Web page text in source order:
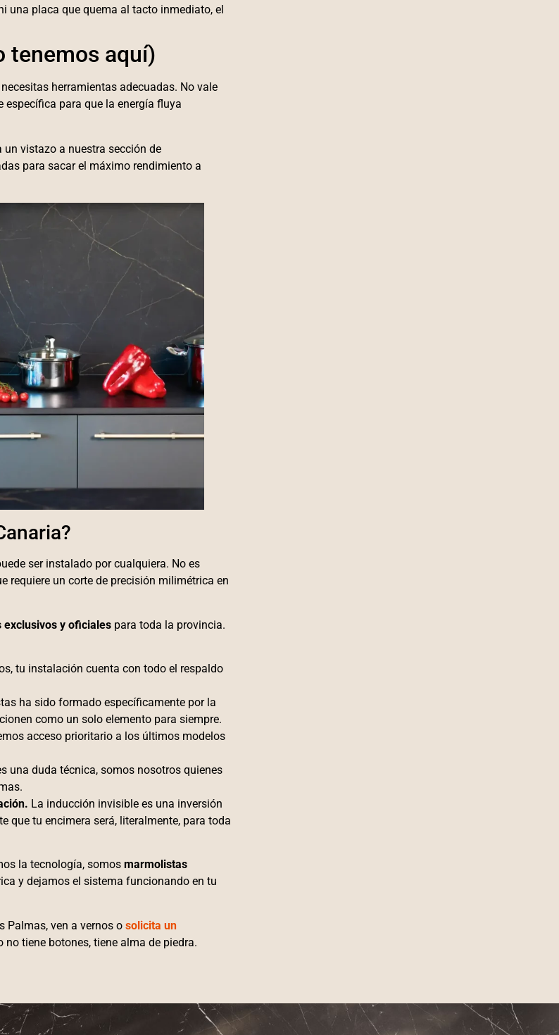
una placa que quema al tacto inmediato, el
tenemos aquí)
herramientas adecuadas. No vale
específica para que la energía fluya
un vistazo a nuestra sección de
para sacar el máximo rendimiento a
ser instalado por cualquiera. No es
requiere un corte de precisión milimétrica en
exclusivos y oficiales para toda la provincia.
tu instalación cuenta con todo el respaldo
ha sido formado específicamente por la
como un solo elemento para siempre.
acceso prioritario a los últimos modelos
una duda técnica, somos nosotros quienes
La inducción invisible es una inversión
que tu encimera será, literalmente, para toda
la tecnología, somos marmolistas
y dejamos el sistema funcionando en tu
Palmas, ven a vernos o solicita un
no tiene botones, tiene alma de piedra.